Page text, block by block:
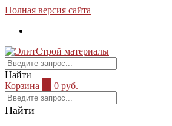
Полная версия сайта
Найти
Корзина
0 руб.
Найти